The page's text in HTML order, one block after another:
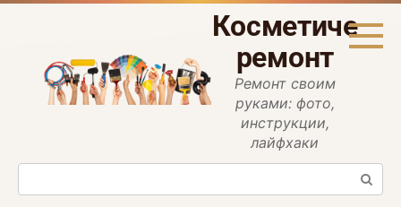
Перейти
ремонт
Ремонт своим
руками: фото,
инструкции,
лайфхаки
Поиск: